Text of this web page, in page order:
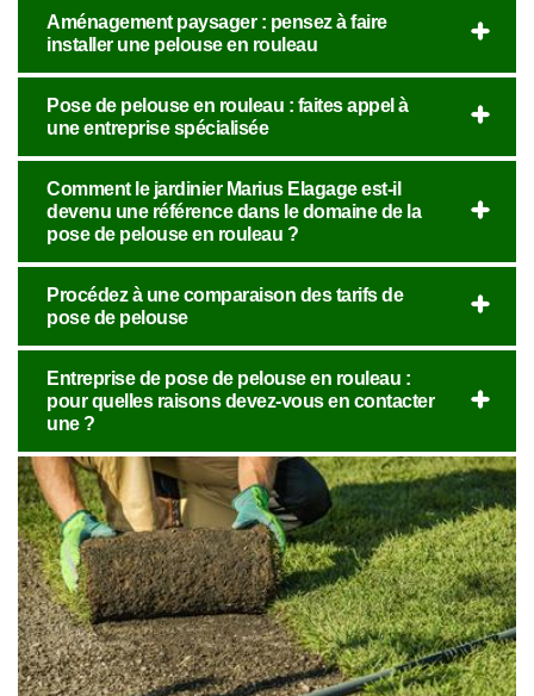
Aménagement paysager : pensez à faire
installer une pelouse en rouleau
Pose de pelouse en rouleau : faites appel à
une entreprise spécialisée
Comment le jardinier Marius Elagage est-il
devenu une référence dans le domaine de la
pose de pelouse en rouleau ?
Procédez à une comparaison des tarifs de
pose de pelouse
Entreprise de pose de pelouse en rouleau :
pour quelles raisons devez-vous en contacter
une ?